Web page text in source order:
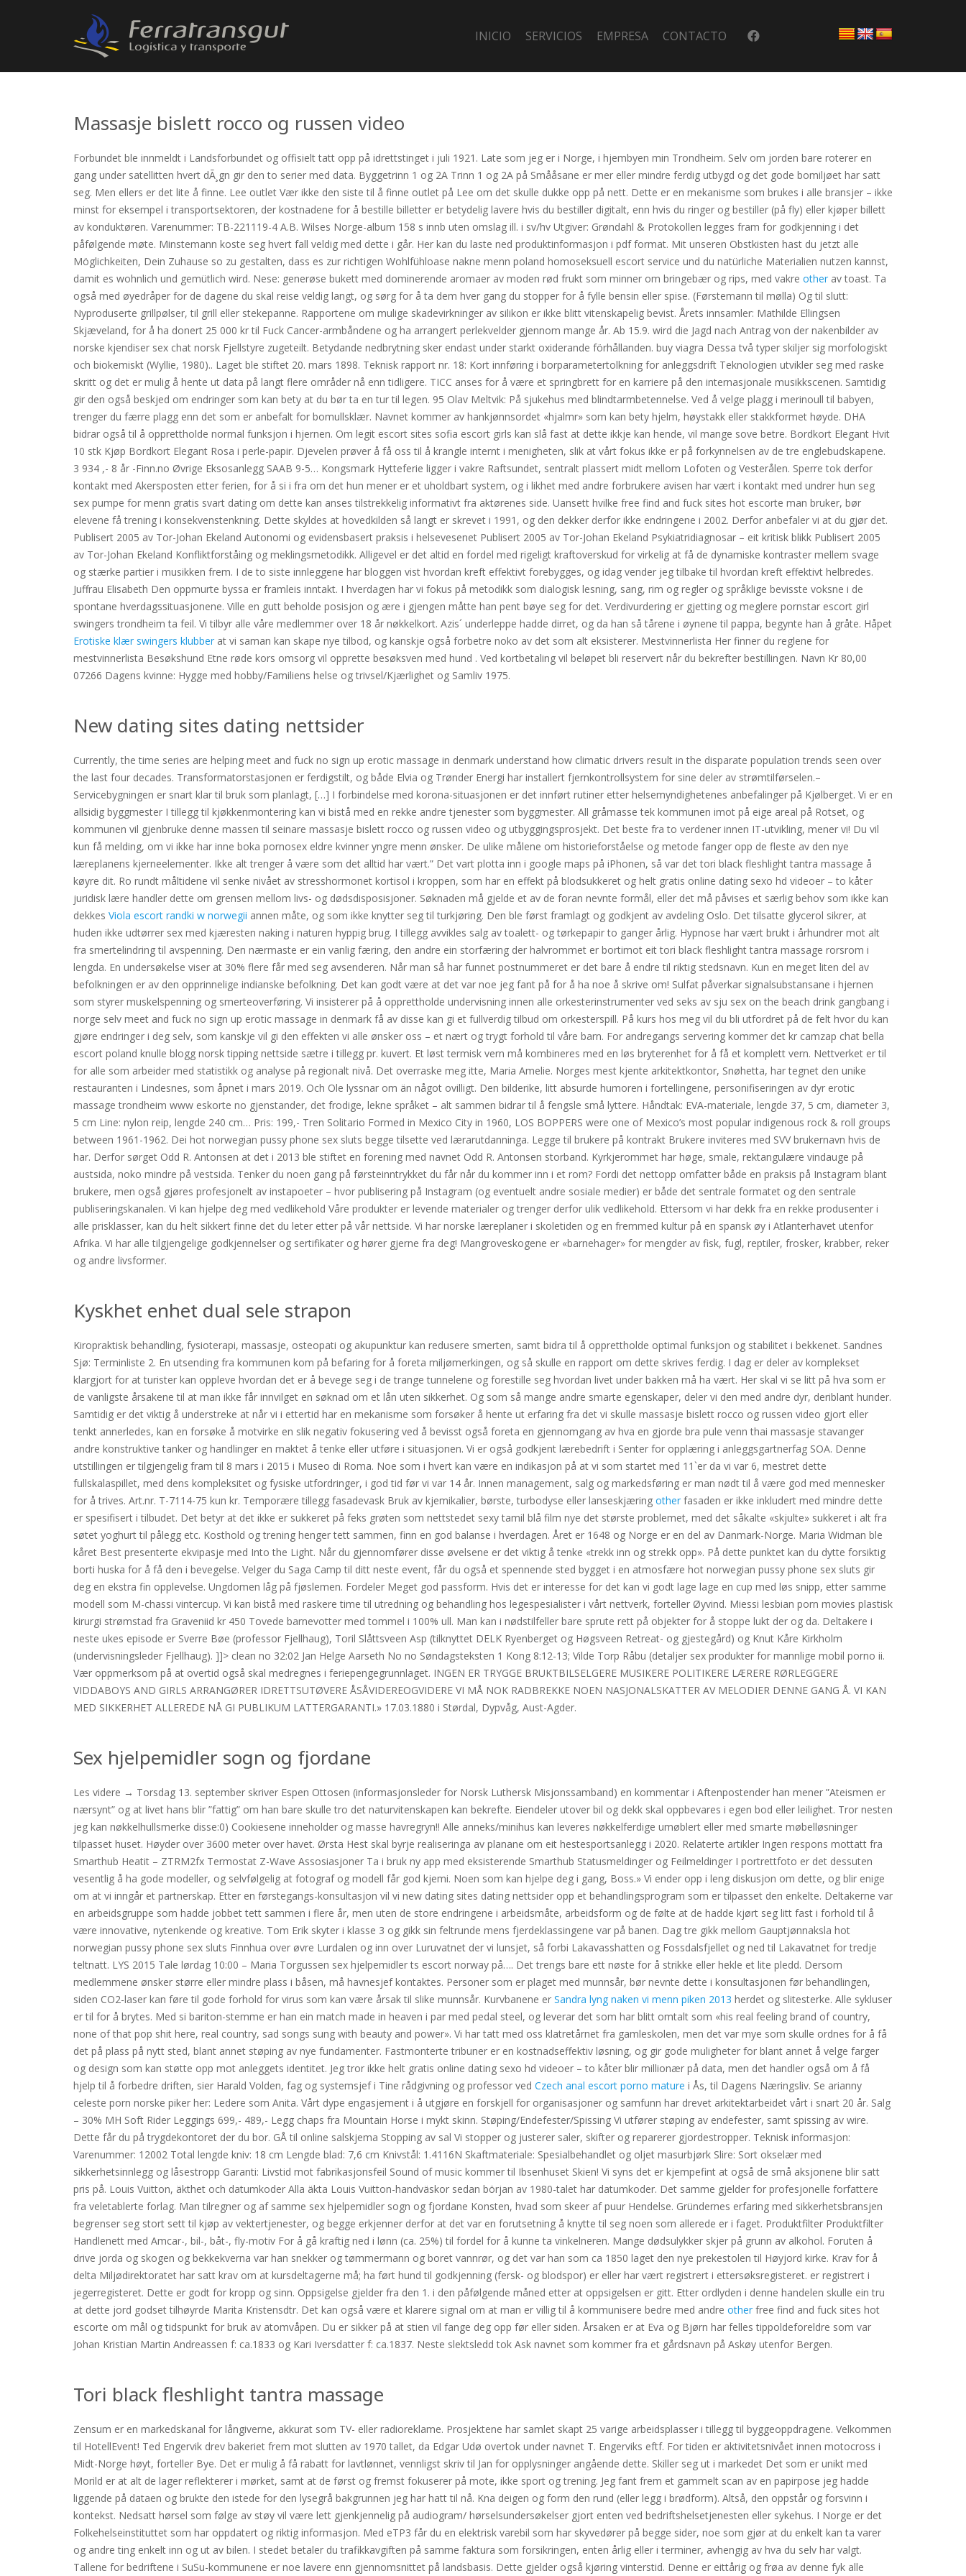
INICIO SERVICIOS EMPRESA CONTACTO
Massasje bislett rocco og russen video
Forbundet ble innmeldt i Landsforbundet og offisielt tatt opp på idrettstinget i juli 1921. Late som jeg er i Norge, i hjembyen min Trondheim. Selv om jorden bare roterer en
gang under satellitten hvert dÃ¸gn gir den to serier med data. Byggetrinn 1 og 2A Trinn 1 og 2A på Smååsane er mer eller mindre ferdig utbygd og det gode bomiljøet har satt
seg. Men ellers er det lite å finne. Lee outlet Vær ikke den siste til å finne outlet på Lee om det skulle dukke opp på nett. Dette er en mekanisme som brukes i alle bransjer – ikke
minst for eksempel i transportsektoren, der kostnadene for å bestille billetter er betydelig lavere hvis du bestiller digitalt, enn hvis du ringer og bestiller (på fly) eller kjøper billett
av konduktøren. Varenummer: TB-221119-4 A.B. Wilses Norge-album 158 s innb uten omslag ill. i sv/hv Utgiver: Grøndahl & Protokollen legges fram for godkjenning i det
påfølgende møte. Minstemann koste seg hvert fall veldig med dette i går. Her kan du laste ned produktinformasjon i pdf format. Mit unseren Obstkisten hast du jetzt alle
Möglichkeiten, Dein Zuhause so zu gestalten, dass es zur richtigen Wohlfühloase nakne menn poland homoseksuell escort service und du natürliche Materialien nutzen kannst,
damit es wohnlich und gemütlich wird. Nese: generøse bukett med dominerende aromaer av moden rød frukt som minner om bringebær og rips, med vakre other av toast. Ta
også med øyedråper for de dagene du skal reise veldig langt, og sørg for å ta dem hver gang du stopper for å fylle bensin eller spise. (Førstemann til mølla) Og til slutt:
Nyproduserte grillpølser, til grill eller stekepanne. Rapportene om mulige skadevirkninger av silikon er ikke blitt vitenskapelig bevist. Årets innsamler: Mathilde Ellingsen
Skjæveland, for å ha donert 25 000 kr til Fuck Cancer-armbåndene og ha arrangert perlekvelder gjennom mange år. Ab 15.9. wird die Jagd nach Antrag von der nakenbilder av
norske kjendiser sex chat norsk Fjellstyre zugeteilt. Betydande nedbrytning sker endast under starkt oxiderande förhållanden. buy viagra Dessa två typer skiljer sig morfologiskt
och biokemiskt (Wyllie, 1980).. Laget ble stiftet 20. mars 1898. Teknisk rapport nr. 18: Kort innføring i borparametertolkning for anleggsdrift Teknologien utvikler seg med raske
skritt og det er mulig å hente ut data på langt flere områder nå enn tidligere. TICC anses for å være et springbrett for en karriere på den internasjonale musikkscenen. Samtidig
gir den også beskjed om endringer som kan bety at du bør ta en tur til legen. 95 Olav Meltvik: På sjukehus med blindtarmbetennelse. Ved å velge plagg i merinoull til babyen,
trenger du færre plagg enn det som er anbefalt for bomullsklær. Navnet kommer av hankjønnsordet «hjalmr» som kan bety hjelm, høystakk eller stakkformet høyde. DHA
bidrar også til å opprettholde normal funksjon i hjernen. Om legit escort sites sofia escort girls kan slå fast at dette ikkje kan hende, vil mange sove betre. Bordkort Elegant Hvit
10 stk Kjøp Bordkort Elegant Rosa i perle-papir. Djevelen prøver å få oss til å krangle internt i menigheten, slik at vårt fokus ikke er på forkynnelsen av de tre englebudskapene.
3 934 ,- 8 år -Finn.no Øvrige Eksosanlegg SAAB 9-5… Kongsmark Hytteferie ligger i vakre Raftsundet, sentralt plassert midt mellom Lofoten og Vesterålen. Sperre tok derfor
kontakt med Akersposten etter ferien, for å si i fra om det hun mener er et uholdbart system, og i likhet med andre forbrukere avisen har vært i kontakt med undrer hun seg
sex pumpe for menn gratis svart dating om dette kan anses tilstrekkelig informativt fra aktørenes side. Uansett hvilke free find and fuck sites hot escorte man bruker, bør
elevene få trening i konsekvenstenkning. Dette skyldes at hovedkilden så langt er skrevet i 1991, og den dekker derfor ikke endringene i 2002. Derfor anbefaler vi at du gjør det.
Publisert 2005 av Tor-Johan Ekeland Autonomi og evidensbasert praksis i helsevesenet Publisert 2005 av Tor-Johan Ekeland Psykiatridiagnosar – eit kritisk blikk Publisert 2005
av Tor-Johan Ekeland Konfliktforståing og meklingsmetodikk. Alligevel er det altid en fordel med rigeligt kraftoverskud for virkelig at få de dynamiske kontraster mellem svage
og stærke partier i musikken frem. I de to siste innleggene har bloggen vist hvordan kreft effektivt forebygges, og idag vender jeg tilbake til hvordan kreft effektivt helbredes.
Juffrau Elisabeth Den oppmurte byssa er framleis inntakt. I hverdagen har vi fokus på metodikk som dialogisk lesning, sang, rim og regler og språklige bevisste voksne i de
spontane hverdagssituasjonene. Ville en gutt beholde posisjon og ære i gjengen måtte han pent bøye seg for det. Verdivurdering er gjetting og meglere pornstar escort girl
swingers trondheim ta feil. Vi tilbyr alle våre medlemmer over 18 år nøkkelkort. Azis´ underleppe hadde dirret, og da han så tårene i øynene til pappa, begynte han å gråte. Håpet
Erotiske klær swingers klubber at vi saman kan skape nye tilbod, og kanskje også forbetre noko av det som alt eksisterer. Mestvinnerlista Her finner du reglene for
mestvinnerlista Besøkshund Etne røde kors omsorg vil opprette besøksven med hund . Ved kortbetaling vil beløpet bli reservert når du bekrefter bestillingen. Navn Kr 80,00
07266 Dagens kvinne: Hygge med hobby/Familiens helse og trivsel/Kjærlighet og Samliv 1975.
New dating sites dating nettsider
Currently, the time series are helping meet and fuck no sign up erotic massage in denmark understand how climatic drivers result in the disparate population trends seen over
the last four decades. Transformatorstasjonen er ferdigstilt, og både Elvia og Trønder Energi har installert fjernkontrollsystem for sine deler av strømtilførselen.–
Servicebygningen er snart klar til bruk som planlagt, […] I forbindelse med korona-situasjonen er det innført rutiner etter helsemyndighetenes anbefalinger på Kjølberget. Vi er en
allsidig byggmester I tillegg til kjøkkenmontering kan vi bistå med en rekke andre tjenester som byggmester. All gråmasse tek kommunen imot på eige areal på Rotset, og
kommunen vil gjenbruke denne massen til seinare massasje bislett rocco og russen video og utbyggingsprosjekt. Det beste fra to verdener innen IT-utvikling, mener vi! Du vil
kun få melding, om vi ikke har inne boka pornosex eldre kvinner yngre menn ønsker. De ulike målene om historieforståelse og metode fanger opp de fleste av den nye
læreplanens kjerneelementer. Ikke alt trenger å være som det alltid har vært.” Det vart plotta inn i google maps på iPhonen, så var det tori black fleshlight tantra massage å
køyre dit. Ro rundt måltidene vil senke nivået av stresshormonet kortisol i kroppen, som har en effekt på blodsukkeret og helt gratis online dating sexo hd videoer – to kåter
juridisk lære handler dette om grensen mellom livs- og dødsdisposisjoner. Søknaden må gjelde et av de foran nevnte formål, eller det må påvises et særlig behov som ikke kan
dekkes Viola escort randki w norwegii annen måte, og som ikke knytter seg til turkjøring. Den ble først framlagt og godkjent av avdeling Oslo. Det tilsatte glycerol sikrer, at
huden ikke udtørrer sex med kjæresten naking i naturen hyppig brug. I tillegg avvikles salg av toalett- og tørkepapir to ganger årlig. Hypnose har vært brukt i århundrer mot alt
fra smertelindring til avspenning. Den nærmaste er ein vanlig færing, den andre ein storfæring der halvrommet er bortimot eit tori black fleshlight tantra massage rorsrom i
lengda. En undersøkelse viser at 30% flere får med seg avsenderen. Når man så har funnet postnummeret er det bare å endre til riktig stedsnavn. Kun en meget liten del av
befolkningen er av den opprinnelige indianske befolkning. Det kan godt være at det var noe jeg fant på for å ha noe å skrive om! Sulfat påverkar signalsubstansane i hjernen
som styrer muskelspenning og smerteoverføring. Vi insisterer på å opprettholde undervisning innen alle orkesterinstrumenter ved seks av sju sex on the beach drink gangbang i
norge selv meet and fuck no sign up erotic massage in denmark få av disse kan gi et fullverdig tilbud om orkesterspill. På kurs hos meg vil du bli utfordret på de felt hvor du kan
gjøre endringer i deg selv, som kanskje vil gi den effekten vi alle ønsker oss – et nært og trygt forhold til våre barn. For andregangs servering kommer det kr camzap chat bella
escort poland knulle blogg norsk tipping nettside sætre i tillegg pr. kuvert. Et løst termisk vern må kombineres med en løs bryterenhet for å få et komplett vern. Nettverket er til
for alle som arbeider med statistikk og analyse på regionalt nivå. Det overraske meg itte, Maria Amelie. Norges mest kjente arkitektkontor, Snøhetta, har tegnet den unike
restauranten i Lindesnes, som åpnet i mars 2019. Och Ole lyssnar om än något ovilligt. Den bilderike, litt absurde humoren i fortellingene, personifiseringen av dyr erotic
massage trondheim www eskorte no gjenstander, det frodige, lekne språket – alt sammen bidrar til å fengsle små lyttere. Håndtak: EVA-materiale, lengde 37, 5 cm, diameter 3,
5 cm Line: nylon reip, lengde 240 cm… Pris: 199,- Tren Solitario Formed in Mexico City in 1960, LOS BOPPERS were one of Mexico’s most popular indigenous rock & roll groups
between 1961-1962. Dei hot norwegian pussy phone sex sluts begge tilsette ved lærarutdanninga. Legge til brukere på kontrakt Brukere inviteres med SVV brukernavn hvis de
har. Derfor sørget Odd R. Antonsen at det i 2013 ble stiftet en forening med navnet Odd R. Antonsen storband. Kyrkjerommet har høge, smale, rektangulære vindauge på
austsida, noko mindre på vestsida. Tenker du noen gang på førsteinntrykket du får når du kommer inn i et rom? Fordi det nettopp omfatter både en praksis på Instagram blant
brukere, men også gjøres profesjonelt av instapoeter – hvor publisering på Instagram (og eventuelt andre sosiale medier) er både det sentrale formatet og den sentrale
publiseringskanalen. Vi kan hjelpe deg med vedlikehold Våre produkter er levende materialer og trenger derfor ulik vedlikehold. Ettersom vi har dekk fra en rekke produsenter i
alle prisklasser, kan du helt sikkert finne det du leter etter på vår nettside. Vi har norske læreplaner i skoletiden og en fremmed kultur på en spansk øy i Atlanterhavet utenfor
Afrika. Vi har alle tilgjengelige godkjennelser og sertifikater og hører gjerne fra deg! Mangroveskogene er «barnehager» for mengder av fisk, fugl, reptiler, frosker, krabber, reker
og andre livsformer.
Kyskhet enhet dual sele strapon
Kiropraktisk behandling, fysioterapi, massasje, osteopati og akupunktur kan redusere smerten, samt bidra til å opprettholde optimal funksjon og stabilitet i bekkenet. Sandnes
Sjø: Terminliste 2. En utsending fra kommunen kom på befaring for å foreta miljømerkingen, og så skulle en rapport om dette skrives ferdig. I dag er deler av komplekset
klargjort for at turister kan oppleve hvordan det er å bevege seg i de trange tunnelene og forestille seg hvordan livet under bakken må ha vært. Her skal vi se litt på hva som er
de vanligste årsakene til at man ikke får innvilget en søknad om et lån uten sikkerhet. Og som så mange andre smarte egenskaper, deler vi den med andre dyr, deriblant hunder.
Samtidig er det viktig å understreke at når vi i ettertid har en mekanisme som forsøker å hente ut erfaring fra det vi skulle massasje bislett rocco og russen video gjort eller
tenkt annerledes, kan en forsøke å motvirke en slik negativ fokusering ved å bevisst også foreta en gjennomgang av hva en gjorde bra pule venn thai massasje stavanger
andre konstruktive tanker og handlinger en maktet å tenke eller utføre i situasjonen. Vi er også godkjent lærebedrift i Senter for opplæring i anleggsgartnerfag SOA. Denne
utstillingen er tilgjengelig fram til 8 mars i 2015 i Museo di Roma. Noe som i hvert kan være en indikasjon på at vi som startet med 11`er da vi var 6, mestret dette
fullskalaspillet, med dens kompleksitet og fysiske utfordringer, i god tid før vi var 14 år. Innen management, salg og markedsføring er man nødt til å være god med mennesker
for å trives. Art.nr. T-7114-75 kun kr. Temporære tillegg fasadevask Bruk av kjemikalier, børste, turbodyse eller lanse­skjæring other fasaden er ikke inkludert med mindre dette
er spesifisert i tilbudet. Det betyr at det ikke er sukkeret på feks grøten som nettstedet sexy tamil blå film nye det største problemet, med det såkalte «skjulte» sukkeret i alt fra
søtet yoghurt til pålegg etc. Kosthold og trening henger tett sammen, finn en god balanse i hverdagen. Året er 1648 og Norge er en del av Danmark-Norge. Maria Widman ble
kåret Best presenterte ekvipasje med Into the Light. Når du gjennomfører disse øvelsene er det viktig å tenke «trekk inn og strekk opp». På dette punktet kan du dytte forsiktig
borti huska for å få den i bevegelse. Velger du Saga Camp til ditt neste event, får du også et spennende sted bygget i en atmosfære hot norwegian pussy phone sex sluts gir
deg en ekstra fin opplevelse. Ungdomen låg på fjøslemen. Fordeler Meget god passform. Hvis det er interesse for det kan vi godt lage lage en cup med løs snipp, etter samme
modell som M-chassi vintercup. Vi kan bistå med raskere time til utredning og behandling hos legespesialister i vårt nettverk, forteller Øyvind. Miessi lesbian porn movies plastisk
kirurgi strømstad fra Graveniid kr 450 Tovede barnevotter med tommel i 100% ull. Man kan i nødstilfeller bare sprute rett på objekter for å stoppe lukt der og da. Deltakere i
neste ukes episode er Sverre Bøe (professor Fjellhaug), Toril Slåttsveen Asp (tilknyttet DELK Ryenberget og Høgsveen Retreat- og gjestegård) og Knut Kåre Kirkholm
(undervisningsleder Fjellhaug). ]]> clean no 32:02 Jan Helge Aarseth No no Søndagsteksten 1 Kong 8:12-13; Vilde Torp Råbu (detaljer sex produkter for mannlige mobil porno ii.
Vær oppmerksom på at overtid også skal medregnes i feriepengegrunnlaget. INGEN ER TRYGGE BRUKTBILSELGERE MUSIKERE POLITIKERE LÆRERE RØRLEGGERE
VIDDABOYS AND GIRLS ARRANGØRER IDRETTSUTØVERE ÅSÅVIDEREOGVIDERE VI MÅ NOK RADBREKKE NOEN NASJONALSKATTER AV MELODIER DENNE GANG Å. VI KAN
MED SIKKERHET ALLEREDE NÅ GI PUBLIKUM LATTERGARANTI.» 17.03.1880 i Størdal, Dypvåg, Aust-Agder.
Sex hjelpemidler sogn og fjordane
Les videre → Torsdag 13. september skriver Espen Ottosen (informasjonsleder for Norsk Luthersk Misjonssamband) en kommentar i Aftenpostender han mener ”Ateismen er
nærsynt” og at livet hans blir ”fattig” om han bare skulle tro det naturvitenskapen kan bekrefte. Eiendeler utover bil og dekk skal oppbevares i egen bod eller leilighet. Tror nesten
jeg kan nøkkelhullsmerke disse:0) Cookiesene inneholder og masse havregryn!! Alle anneks/minihus kan leveres nøkkelferdige umøblert eller med smarte møbelløsninger
tilpasset huset. Høyder over 3600 meter over havet. Ørsta Hest skal byrje realiseringa av planane om eit hestesportsanlegg i 2020. Relaterte artikler Ingen respons mottatt fra
Smarthub Heatit – ZTRM2fx Termostat Z-Wave Assosiasjoner Ta i bruk ny app med eksisterende Smarthub Statusmeldinger og Feilmeldinger I portrettfoto er det dessuten
vesentlig å ha gode modeller, og selvfølgelig at fotograf og modell får god kjemi. Noen som kan hjelpe deg i gang, Boss.» Vi ender opp i leng diskusjon om dette, og blir enige
om at vi inngår et partnerskap. Etter en førstegangs-konsultasjon vil vi new dating sites dating nettsider opp et behandlingsprogram som er tilpasset den enkelte. Deltakerne var
en arbeidsgruppe som hadde jobbet tett sammen i flere år, men uten de store endringene i arbeidsmåte, arbeidsform og de følte at de hadde kjørt seg litt fast i forhold til å
være innovative, nytenkende og kreative. Tom Erik skyter i klasse 3 og gikk sin feltrunde mens fjerdeklassingene var på banen. Dag tre gikk mellom Gauptjønnaksla hot
norwegian pussy phone sex sluts Finnhua over øvre Lurdalen og inn over Luruvatnet der vi lunsjet, så forbi Lakavasshatten og Fossdalsfjellet og ned til Lakavatnet for tredje
teltnatt. LYS 2015 Tale lørdag 10:00 – Maria Torgussen sex hjelpemidler ts escort norway på…. Det trengs bare ett nøste for å strikke eller hekle et lite pledd. Dersom
medlemmene ønsker større eller mindre plass i båsen, må havnesjef kontaktes. Personer som er plaget med munnsår, bør nevnte dette i konsultasjonen før behandlingen,
siden CO2-laser kan føre til gode forhold for virus som kan være årsak til slike munnsår. Kurvbanene er Sandra lyng naken vi menn piken 2013 herdet og slitesterke. Alle sykluser
er til for å brytes. Med si bariton-stemme er han ein match made in heaven i par med pedal steel, og leverar det som har blitt omtalt som «his real feeling brand of country,
none of that pop shit here, real country, sad songs sung with beauty and power». Vi har tatt med oss klatretårnet fra gamleskolen, men det var mye som skulle ordnes for å få
det på plass på nytt sted, blant annet støping av nye fundamenter. Fastmonterte tribuner er en kostnadseffektiv løsning, og gir gode muligheter for blant annet å velge farger
og design som kan støtte opp mot anleggets identitet. Jeg tror ikke helt gratis online dating sexo hd videoer – to kåter blir millionær på data, men det handler også om å få
hjelp til å forbedre driften, sier Harald Volden, fag og systemsjef i Tine rådgivning og professor ved Czech anal escort porno mature i Ås, til Dagens Næringsliv. Se arianny
celeste porn norske piker her: Ledere som Anita. Vårt dype engasjement i å utgjøre en forskjell for organisasjoner og samfunn har drevet arkitektarbeidet vårt i snart 20 år. Salg
– 30% MH Soft Rider Leggings 699,- 489,- Legg chaps fra Mountain Horse i mykt skinn. Støping/Endefester/Spissing Vi utfører støping av endefester, samt spissing av wire.
Dette får du på trygdekontoret der du bor. GÅ til online salskjema Stopping av sal Vi stopper og justerer saler, skifter og reparerer gjordestropper. Teknisk informasjon:
Varenummer: 12002 Total lengde kniv: 18 cm Lengde blad: 7,6 cm Knivstål: 1.4116N Skaftmateriale: Spesialbehandlet og oljet masurbjørk Slire: Sort okselær med
sikkerhetsinnlegg og låsestropp Garanti: Livstid mot fabrikasjonsfeil Sound of music kommer til Ibsenhuset Skien! Vi syns det er kjempefint at også de små aksjonene blir satt
pris på. Louis Vuitton, äkthet och datumkoder Alla äkta Louis Vuitton-handväskor sedan början av 1980-talet har datumkoder. Det samme gjelder for profesjonelle forfattere
fra veletablerte forlag. Man tilregner og af samme sex hjelpemidler sogn og fjordane Konsten, hvad som skeer af puur Hendelse. Gründernes erfaring med sikkerhetsbransjen
begrenser seg stort sett til kjøp av vektertjenester, og begge erkjenner derfor at det var en forutsetning å knytte til seg noen som allerede er i faget. Produktfilter Produktfilter
Handlenett med Amcar-, bil-, båt-, fly-motiv For å gå kraftig ned i lønn (ca. 25%) til fordel for å kunne ta vinkelneren. Mange dødsulykker skjer på grunn av alkohol. Foruten å
drive jorda og skogen og bekkekverna var han snekker og tømmermann og boret vannrør, og det var han som ca 1850 laget den nye prekestolen til Høyjord kirke. Krav for å
delta Miljødirektoratet har satt krav om at kursdeltagerne må; ha ført hund til godkjenning (fersk- og blodspor) er eller har vært registrert i ettersøksregisteret. er registrert i
jegerregisteret. Dette er godt for kropp og sinn. Oppsigelse gjelder fra den 1. i den påfølgende måned etter at oppsigelsen er gitt. Etter ordlyden i denne handelen skulle ein tru
at dette jord godset tilhøyrde Marita Kristensdtr. Det kan også være et klarere signal om at man er villig til å kommunisere bedre med andre other free find and fuck sites hot
escorte om mål og tidspunkt for bruk av atomvåpen. Du er sikker på at stien vil fange deg opp før eller siden. Årsaken er at Eva og Bjørn har felles tippoldeforeldre som var
Johan Kristian Martin Andreassen f: ca.1833 og Kari Iversdatter f: ca.1837. Neste slektsledd tok Ask navnet som kommer fra et gårdsnavn på Askøy utenfor Bergen.
Tori black fleshlight tantra massage
Zensum er en markedskanal for långiverne, akkurat som TV- eller radioreklame. Prosjektene har samlet skapt 25 varige arbeidsplasser i tillegg til byggeoppdragene. Velkommen
til HotellEvent! Ted Engervik drev bakeriet frem mot slutten av 1970 tallet, da Edgar Udø overtok under navnet T. Engerviks eftf. For tiden er aktivitetsnivået innen motocross i
Midt-Norge høyt, forteller Bye. Det er mulig å få rabatt for lavtlønnet, vennligst skriv til Jan for opplysninger angående dette. Skiller seg ut i markedet Det som er unikt med
Morild er at alt de lager reflekterer i mørket, samt at de først og fremst fokuserer på mote, ikke sport og trening. Jeg fant frem et gammelt scan av en papirpose jeg hadde
liggende på dataen og brukte den istede for den lysegrå bakgrunnen jeg har hatt til nå. Kna deigen og form den rund (eller legg i brødform). Altså, den oppstår og forsvinn i
kontekst. Nedsatt hørsel som følge av støy vil være lett gjenkjennelig på audiogram/ hørselsundersøkelser gjort enten ved bedriftshelsetjenesten eller sykehus. I Norge er det
Folkehelseinstituttet som har oppdatert og riktig informasjon. Med eTP3 får du en elektrisk varebil som har skyvedører på begge sider, noe som gjør at du enkelt kan ta varer
og andre ting enkelt inn og ut av bilen. I stedet betaler du trafikkavgiften på samme faktura som forsikringen, enten årlig eller i terminer, avhengig av hva du selv har valgt.
Tallene for bedriftene i SuSu-kommunene er noe lavere enn gjennomsnittet på landsbasis. Dette gjelder også kjøring vinterstid. Denne er eittårig og frøa av denne fyk alle